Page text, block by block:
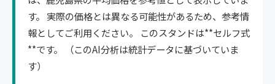
す。 実際の価格とは異なる可能性があるため、参考情
報としてご利用ください。 このスタンドは**セルフ式
**です。 （このAI分析は統計データに基づいていま
す）